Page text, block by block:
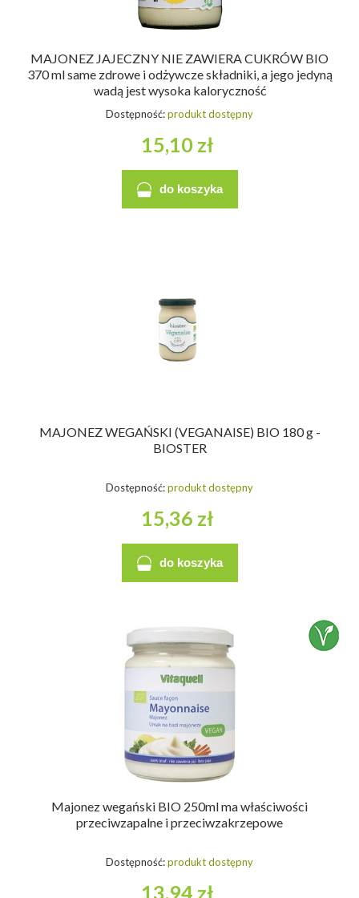
MAJONEZ JAJECZNY NIE ZAWIERA CUKRÓW BIO
370 ml same zdrowe i odżywcze składniki, a jego jedyną
wadą jest wysoka kaloryczność
Dostępność:produkt dostępny
15,10 zł
do koszyka
MAJONEZ WEGAŃSKI (VEGANAISE) BIO 180 g -
BIOSTER
Dostępność:produkt dostępny
15,36 zł
do koszyka
Majonez wegański BIO 250ml ma właściwości
przeciwzapalne i przeciwzakrzepowe
Dostępność:produkt dostępny
13,94 zł